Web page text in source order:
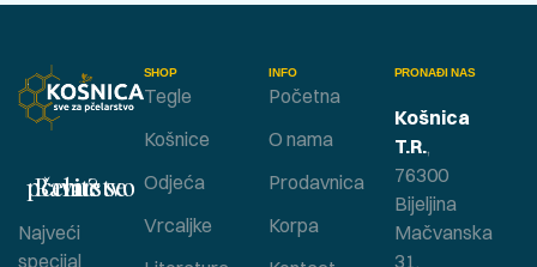
SHOP
Tegle
Košnice
Odjeća
Vrcaljke
INFO
Početna
O nama
Prodavnica
Korpa
Bavite se pčelarstvom ?
Najveći
specijal
PRONAĐI NAS
Košnica
T.R.,
76300
Bijeljina
Mačvanska
31,